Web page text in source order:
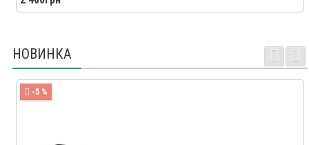
НОВИНКА
-5 %